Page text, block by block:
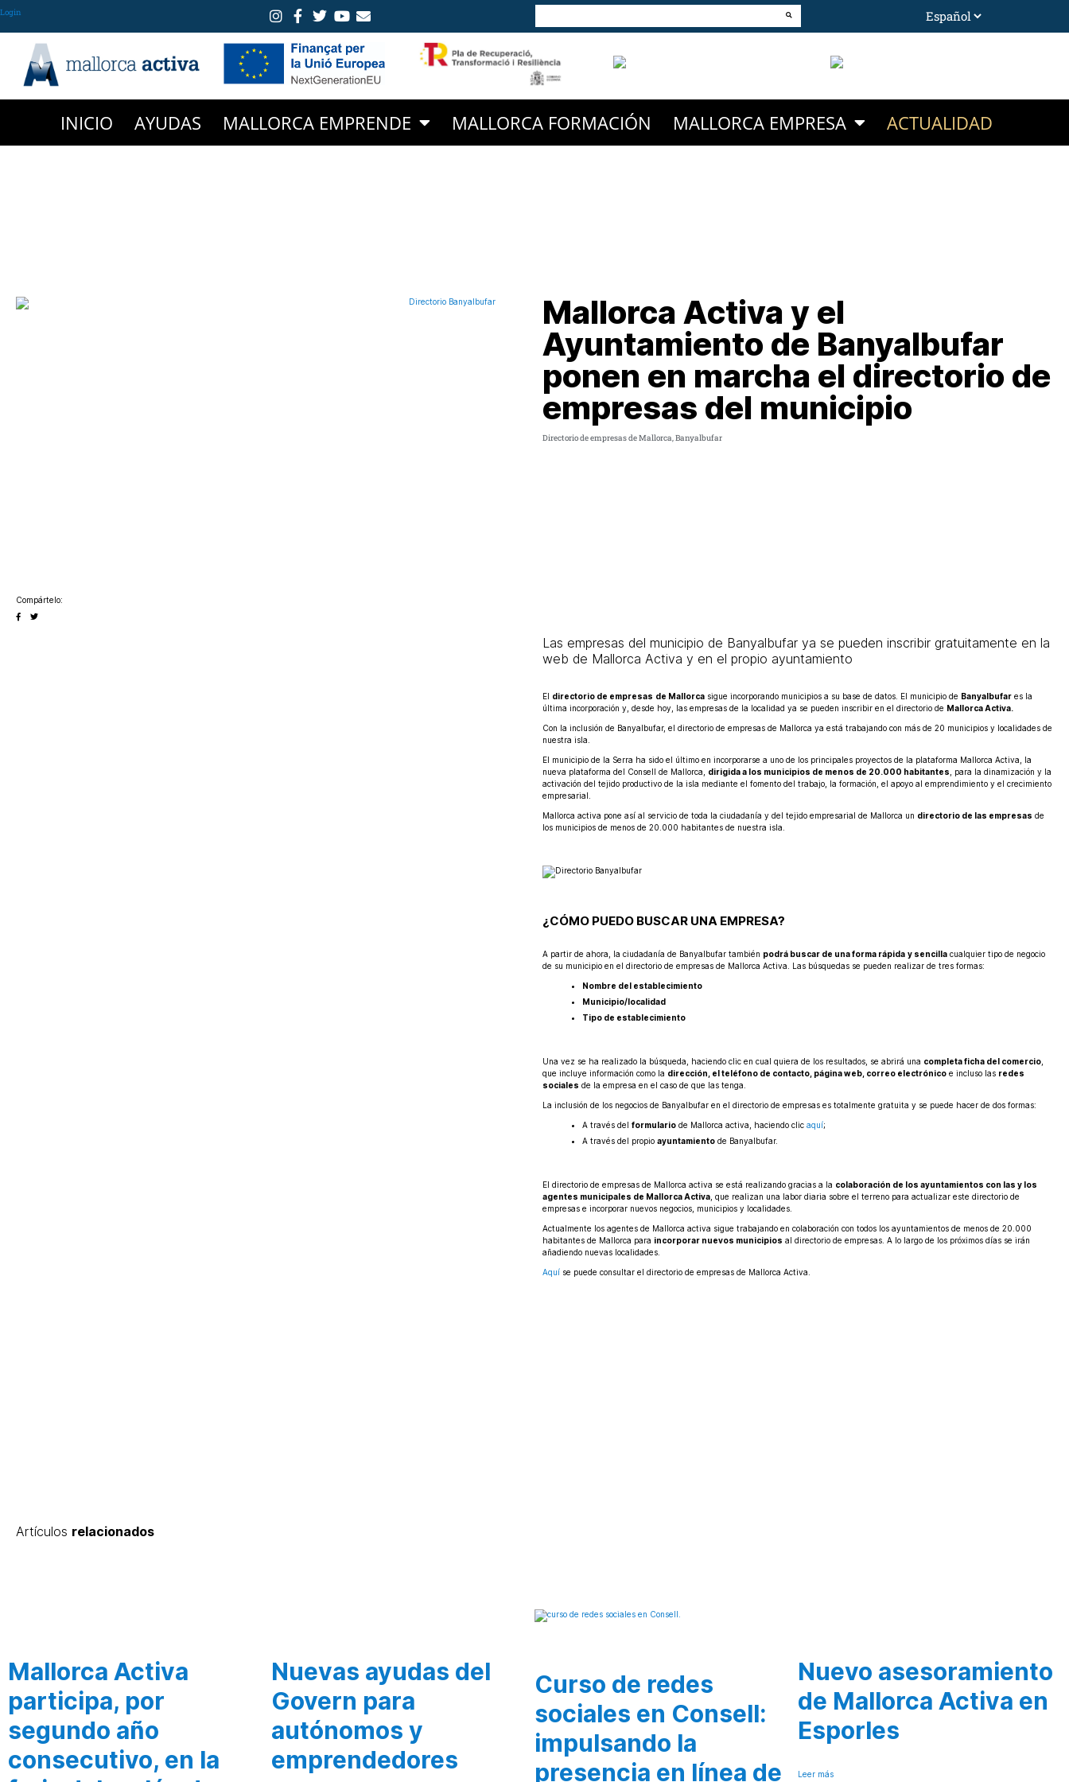
Login
INICIO AYUDAS MALLORCA EMPRENDE MALLORCA FORMACIÓN MALLORCA EMPRESA ACTUALIDAD
Mallorca Activa y el
Ayuntamiento de Banyalbufar
ponen en marcha el directorio de
empresas del municipio
Directorio de empresas de Mallorca,Banyalbufar
Compártelo:
Las empresas del municipio de Banyalbufar ya se pueden inscribir gratuitamente en la
web de Mallorca Activa y en el propio ayuntamiento
El directorio de empresas de Mallorca sigue incorporando municipios a su base de datos. El municipio de Banyalbufar es la
última incorporación y, desde hoy, las empresas de la localidad ya se pueden inscribir en el directorio de Mallorca Activa.
Con la inclusión de Banyalbufar, el directorio de empresas de Mallorca ya está trabajando con más de 20 municipios y localidades de
nuestra isla.
El municipio de la Serra ha sido el último en incorporarse a uno de los principales proyectos de la plataforma Mallorca Activa, la
nueva plataforma del Consell de Mallorca, dirigida a los municipios de menos de 20.000 habitantes , para la dinamización y la
activación del tejido productivo de la isla mediante el fomento del trabajo, la formación, el apoyo al emprendimiento y el crecimiento
empresarial.
Mallorca activa pone así al servicio de toda la ciudadanía y del tejido empresarial de Mallorca un directorio de las empresas de
los municipios de menos de 20.000 habitantes de nuestra isla.
¿CÓMO PUEDO BUSCAR UNA EMPRESA?
A partir de ahora, la ciudadanía de Banyalbufar también podrá buscar de una forma rápida y sencilla cualquier tipo de negocio
de su municipio en el directorio de empresas de Mallorca Activa. Las búsquedas se pueden realizar de tres formas:
Nombre del establecimiento
Municipio/localidad
Tipo de establecimiento
Una vez se ha realizado la búsqueda, haciendo clic en cual quiera de los resultados, se abrirá una completa ficha del comercio
que incluye información como la dirección, el teléfono de contacto, página web, correo electrónico e incluso las redes
sociales de la empresa en el caso de que las tenga.
La inclusión de los negocios de Banyalbufar en el directorio de empresas es totalmente gratuita y se puede hacer de dos formas:
A través del formulario de Mallorca activa, haciendo clic aquí;
A través del propio ayuntamiento de Banyalbufar.
El directorio de empresas de Mallorca activa se está realizando gracias a la colaboración de los ayuntamientos con las y los
agentes municipales de Mallorca Activa , que realizan una labor diaria sobre el terreno para actualizar este directorio de
empresas e incorporar nuevos negocios, municipios y localidades.
Actualmente los agentes de Mallorca activa sigue trabajando en colaboración con todos los ayuntamientos de menos de 20.000
habitantes de Mallorca para incorporar nuevos municipios al directorio de empresas. A lo largo de los próximos días se irán
añadiendo nuevas localidades.
Aquí se puede consultar el directorio de empresas de Mallorca Activa.
Artículos relacionados
Mallorca Activa
participa, por
segundo año
consecutivo, en la
Nuevas ayudas del
Govern para
autónomos y
emprendedores
Curso de redes
sociales en Consell:
impulsando la
presencia en línea de
Nuevo asesoramiento
de Mallorca Activa en
Esporles
Leer más